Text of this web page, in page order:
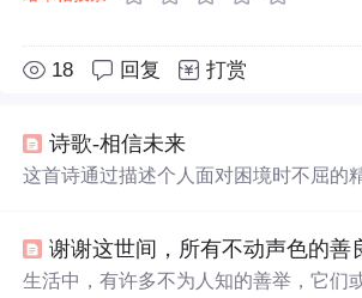
18 回复 打赏
诗歌-相信未来
这首诗通过描述个人面对困境时不屈的
谢谢这世间，所有不动声色的善
生活中，有许多不为人知的善举，它们